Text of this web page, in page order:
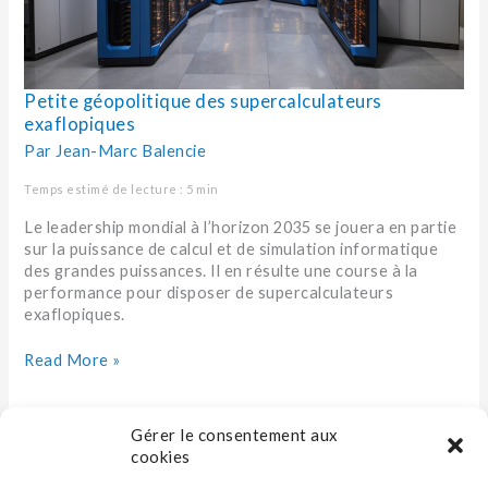
Gérer le consentement aux
cookies
Petite géopolitique des supercalculateurs
exaflopiques
Par Jean-Marc Balencie
Temps estimé de lecture : 5 min
Le leadership mondial à l’horizon 2035 se jouera en partie
sur la puissance de calcul et de simulation informatique
des grandes puissances. Il en résulte une course à la
performance pour disposer de supercalculateurs
exaflopiques.
Read More »